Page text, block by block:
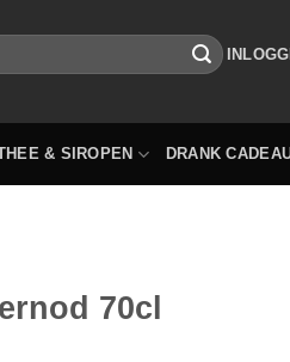
& SIROPEN DRANK
70cl